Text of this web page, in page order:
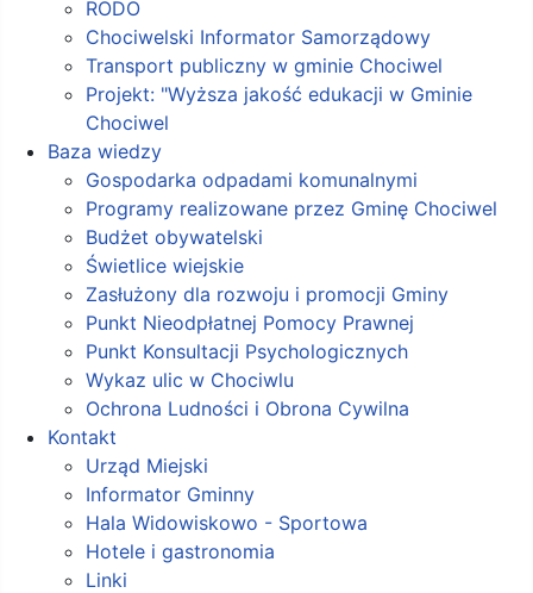
RODO
Chociwelski Informator Samorządowy
Transport publiczny w gminie Chociwel
Projekt: "Wyższa jakość edukacji w Gminie
Chociwel
Baza wiedzy
Gospodarka odpadami komunalnymi
Programy realizowane przez Gminę Chociwel
Budżet obywatelski
Świetlice wiejskie
Zasłużony dla rozwoju i promocji Gminy
Punkt Nieodpłatnej Pomocy Prawnej
Punkt Konsultacji Psychologicznych
Wykaz ulic w Chociwlu
Ochrona Ludności i Obrona Cywilna
Kontakt
Urząd Miejski
Informator Gminny
Hala Widowiskowo - Sportowa
Hotele i gastronomia
Linki